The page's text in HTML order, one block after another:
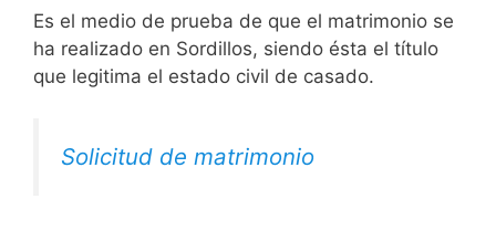
Es el medio de prueba de que el matrimonio se
ha realizado en Sordillos, siendo ésta el título
que legitima el estado civil de casado.
Solicitud de matrimonio